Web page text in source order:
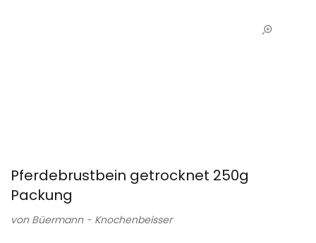
Pferdebrustbein getrocknet 250g
Packung
von Büermann - Knochenbeisser